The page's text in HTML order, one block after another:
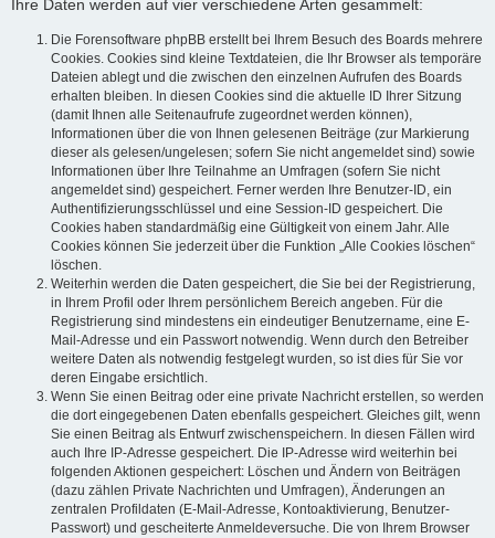
Ihre Daten werden auf vier verschiedene Arten gesammelt:
Die Forensoftware phpBB erstellt bei Ihrem Besuch des Boards mehrere
Cookies. Cookies sind kleine Textdateien, die Ihr Browser als temporäre
Dateien ablegt und die zwischen den einzelnen Aufrufen des Boards
erhalten bleiben. In diesen Cookies sind die aktuelle ID Ihrer Sitzung
(damit Ihnen alle Seitenaufrufe zugeordnet werden können),
Informationen über die von Ihnen gelesenen Beiträge (zur Markierung
dieser als gelesen/ungelesen; sofern Sie nicht angemeldet sind) sowie
Informationen über Ihre Teilnahme an Umfragen (sofern Sie nicht
angemeldet sind) gespeichert. Ferner werden Ihre Benutzer-ID, ein
Authentifizierungsschlüssel und eine Session-ID gespeichert. Die
Cookies haben standardmäßig eine Gültigkeit von einem Jahr. Alle
Cookies können Sie jederzeit über die Funktion „Alle Cookies löschen“
löschen.
Weiterhin werden die Daten gespeichert, die Sie bei der Registrierung,
in Ihrem Profil oder Ihrem persönlichem Bereich angeben. Für die
Registrierung sind mindestens ein eindeutiger Benutzername, eine E-
Mail-Adresse und ein Passwort notwendig. Wenn durch den Betreiber
weitere Daten als notwendig festgelegt wurden, so ist dies für Sie vor
deren Eingabe ersichtlich.
Wenn Sie einen Beitrag oder eine private Nachricht erstellen, so werden
die dort eingegebenen Daten ebenfalls gespeichert. Gleiches gilt, wenn
Sie einen Beitrag als Entwurf zwischenspeichern. In diesen Fällen wird
auch Ihre IP-Adresse gespeichert. Die IP-Adresse wird weiterhin bei
folgenden Aktionen gespeichert: Löschen und Ändern von Beiträgen
(dazu zählen Private Nachrichten und Umfragen), Änderungen an
zentralen Profildaten (E-Mail-Adresse, Kontoaktivierung, Benutzer-
Passwort) und gescheiterte Anmeldeversuche. Die von Ihrem Browser